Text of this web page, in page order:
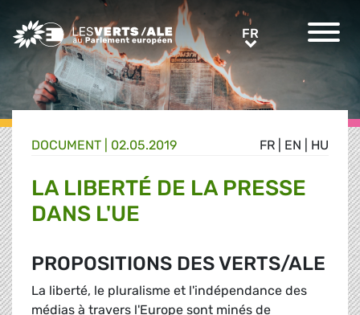
Greens/EFA Home FR
FR EN HU
DOCUMENT 02.05.2019
LA LIBERTÉ DE LA PRESSE
DANS L'UE
PROPOSITIONS DES VERTS/ALE
La liberté, le pluralisme et l'indépendance des
médias à travers l'Europe sont minés de